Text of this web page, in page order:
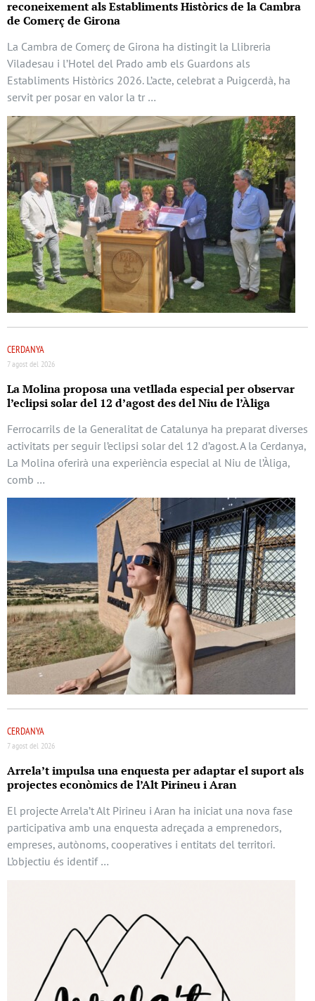
reconeixement als Establiments Històrics de la Cambra
de Comerç de Girona
La Cambra de Comerç de Girona ha distingit la Llibreria
Viladesau i l’Hotel del Prado amb els Guardons als
Establiments Històrics 2026. L’acte, celebrat a Puigcerdà, ha
servit per posar en valor la tr …
CERDANYA
7 agost del 2026
La Molina proposa una vetllada especial per observar
l’eclipsi solar del 12 d’agost des del Niu de l’Àliga
Ferrocarrils de la Generalitat de Catalunya ha preparat diverses
activitats per seguir l’eclipsi solar del 12 d’agost. A la Cerdanya,
La Molina oferirà una experiència especial al Niu de l’Àliga,
comb …
CERDANYA
7 agost del 2026
Arrela’t impulsa una enquesta per adaptar el suport als
projectes econòmics de l’Alt Pirineu i Aran
El projecte Arrela’t Alt Pirineu i Aran ha iniciat una nova fase
participativa amb una enquesta adreçada a emprenedors,
empreses, autònoms, cooperatives i entitats del territori.
L’objectiu és identif …